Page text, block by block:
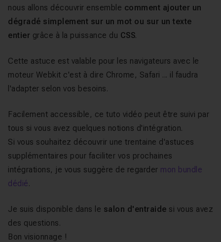
nous allons découvrir ensemble comment ajouter un
dégradé simplement sur un mot ou sur un texte
entier grâce à la puissance du CSS.
Cette astuce est valable pour les navigateurs avec le
moteur Webkit c'est à dire Chrome, Safari ... il faudra
l'adapter selon vos besoins.
Facilement accessible, ce tuto vidéo peut être suivi par
tous si vous avez quelques notions d'intégration.
Si vous souhaitez découvrir une trentaine d'astuces
supplémentaires pour faciliter vos prochaines
intégrations, je vous suggère de regarder mon bundle
dédié.
Je suis disponible dans le salon d'entraide si vous avez
des questions.
Bon visionnage !